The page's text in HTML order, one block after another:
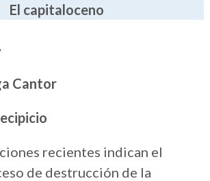
El capitaloceno
Cantor
recientes indican el
de destrucción de la